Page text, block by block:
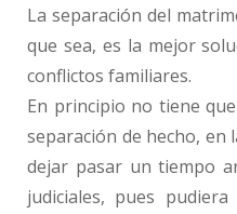
La separación del
que sea, es la mejor
conflictos familiares.
En principio no tiene
separación de hecho, en
dejar pasar un tiempo
judiciales, pues